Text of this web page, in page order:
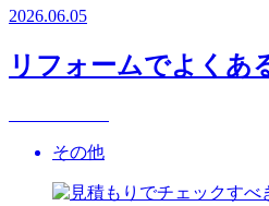
2026.06.05
リフォームでよくあ
その他